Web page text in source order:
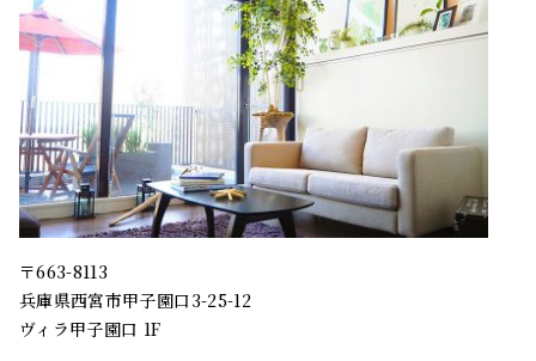
〒663-8113
兵庫県西宮市甲子園口3-25-12
ヴィラ甲子園口 1F